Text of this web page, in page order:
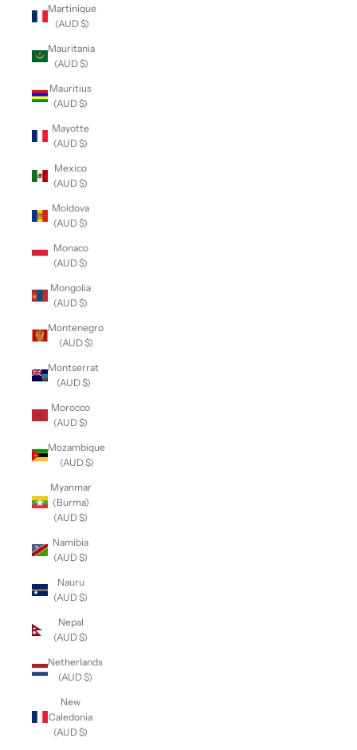
Martinique
(AUD $)
Mauritania
(AUD $)
Mauritius
(AUD $)
Mayotte
(AUD $)
Mexico
(AUD $)
Moldova
(AUD $)
Monaco
(AUD $)
Mongolia
(AUD $)
Montenegro
(AUD $)
Montserrat
(AUD $)
Morocco
(AUD $)
Mozambique
(AUD $)
Myanmar
(Burma)
(AUD $)
Namibia
(AUD $)
Nauru
(AUD $)
Nepal
(AUD $)
Netherlands
(AUD $)
New
Caledonia
(AUD $)